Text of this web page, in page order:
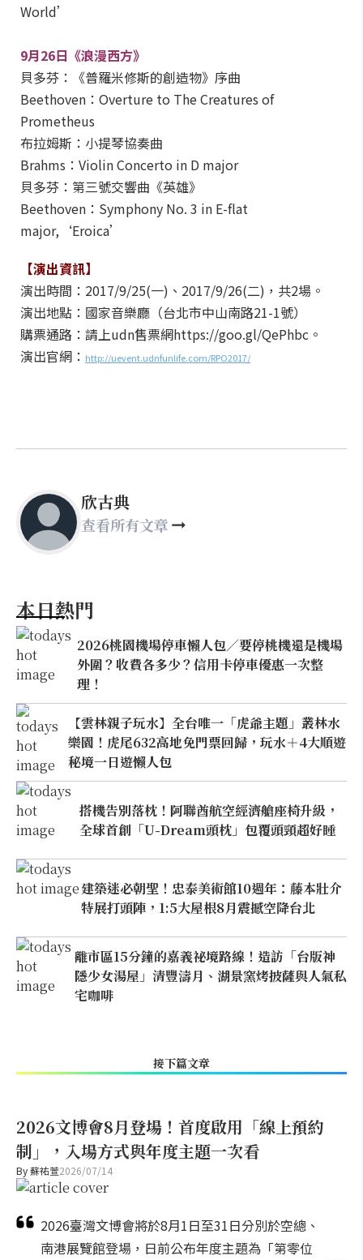
World’
9月26日《浪漫西方》
貝多芬：《普羅米修斯的創造物》序曲
Beethoven：Overture to The Creatures of
Prometheus
布拉姆斯：小提琴協奏曲
Brahms：Violin Concerto in D major
貝多芬：第三號交響曲《英雄》
Beethoven：Symphony No. 3 in E-flat
major,‘Eroica’
【演出資訊】
演出時間：2017/9/25(一)、2017/9/26(二)，共2場。
演出地點：國家音樂廳（台北市中山南路21-1號）
購票通路：請上udn售票網https://goo.gl/QePhbc。
演出官網： http://uevent.udnfunlife.com/RPO2017/
欣古典
查看所有文章
本日熱門
2026桃園機場停車懶人包／要停桃機還是機場
外圍？收費各多少？信用卡停車優惠一次整
理！
【雲林親子玩水】全台唯一「虎爺主題」叢林水
樂園！虎尾632高地免門票回歸，玩水＋4大順遊
秘境一日遊懶人包
搭機告別落枕！阿聯酋航空經濟艙座椅升級，
全球首創「U-Dream頭枕」包覆頭頸超好睡
建築迷必朝聖！忠泰美術館10週年：藤本壯介
特展打頭陣，1:5大屋根8月震撼空降台北
離市區15分鐘的嘉義祕境路線！造訪「台版神
隱少女湯屋」清豐濤月、湖景窯烤披薩與人氣私
宅咖啡
接下篇文章
2026文博會8月登場！首度啟用「線上預約
制」，入場方式與年度主題一次看
By蘇祐萱2026/07/14
2026臺灣文博會將於8月1日至31日分別於空總、
南港展覽館登場，日前公布年度主題為「第零位